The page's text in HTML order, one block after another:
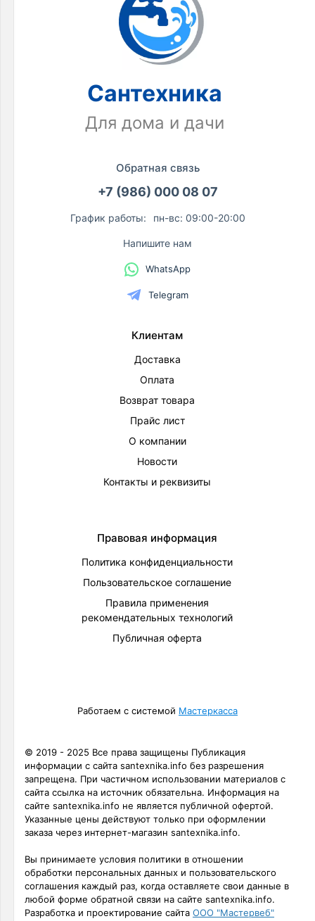
Сантехника
Для дома и дачи
Обратная связь
+7 (986) 000 08 07
График работы: пн-вс: 09:00-20:00
Напишите нам
WhatsApp
Telegram
Клиентам
Доставка
Оплата
Возврат товара
Прайс лист
О компании
Новости
Контакты и реквизиты
Правовая информация
Политика конфиденциальности
Пользовательское соглашение
Правила применения
рекомендательных технологий
Публичная оферта
Работаем с системой Мастеркасса
© 2019 - 2025 Все права защищены Публикация
информации с сайта santexnika.info без разрешения
запрещена. При частичном использовании материалов с
сайта ссылка на источник обязательна. Информация на
сайте santexnika.info не является публичной офертой.
Указанные цены действуют только при оформлении
заказа через интернет-магазин santexnika.info.
Вы принимаете условия политики в отношении
обработки персональных данных и пользовательского
соглашения каждый раз, когда оставляете свои данные в
любой форме обратной связи на сайте santexnika.info.
Разработка и проектирование сайта ООО "Мастервеб"